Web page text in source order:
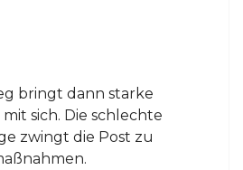
bringt dann starke
sich. Die schlechte
zwingt die Post zu